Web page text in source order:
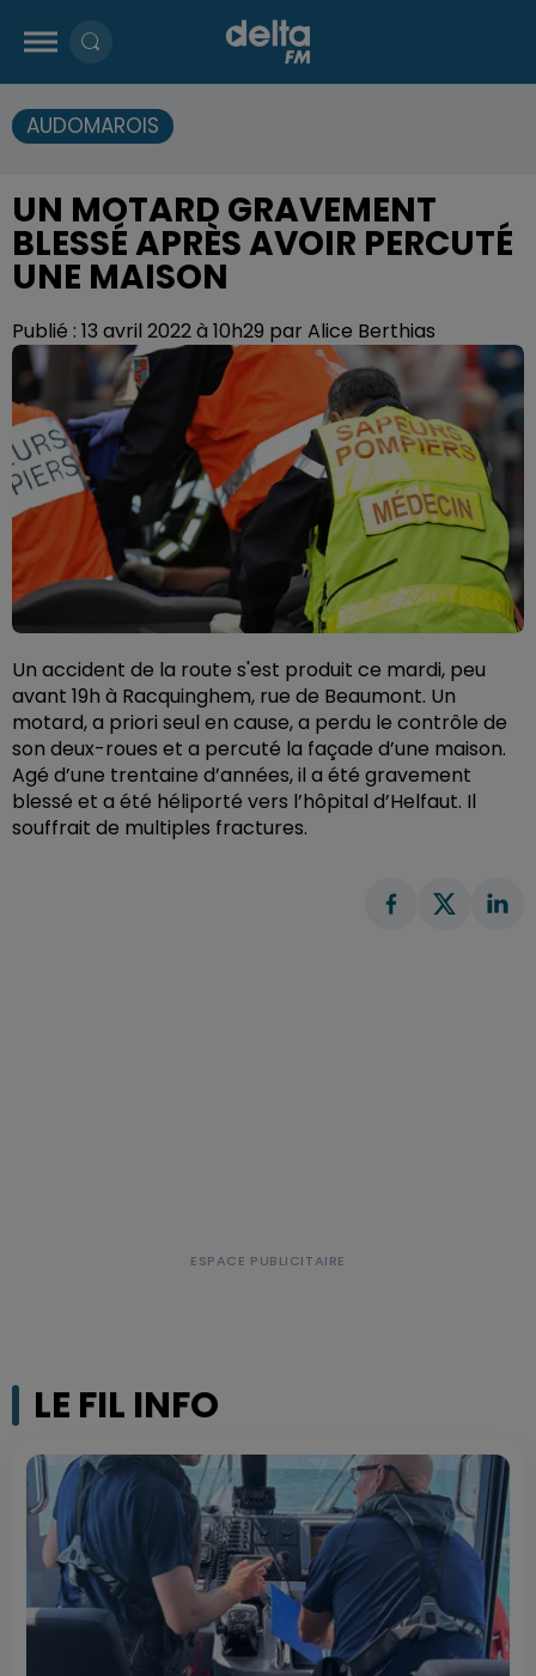
AUDOMAROIS
UN MOTARD GRAVEMENT
BLESSÉ APRÈS AVOIR PERCUTÉ
UNE MAISON
Publié : 13 avril 2022 à 10h29 par Alice Berthias
Un accident de la route s'est produit ce mardi, peu
avant 19h à Racquinghem, rue de Beaumont. Un
motard, a priori seul en cause, a perdu le contrôle de
son deux-roues et a percuté la façade d’une maison.
Agé d’une trentaine d’années, il a été gravement
blessé et a été héliporté vers l’hôpital d’Helfaut. Il
souffrait de multiples fractures.
LE FIL INFO